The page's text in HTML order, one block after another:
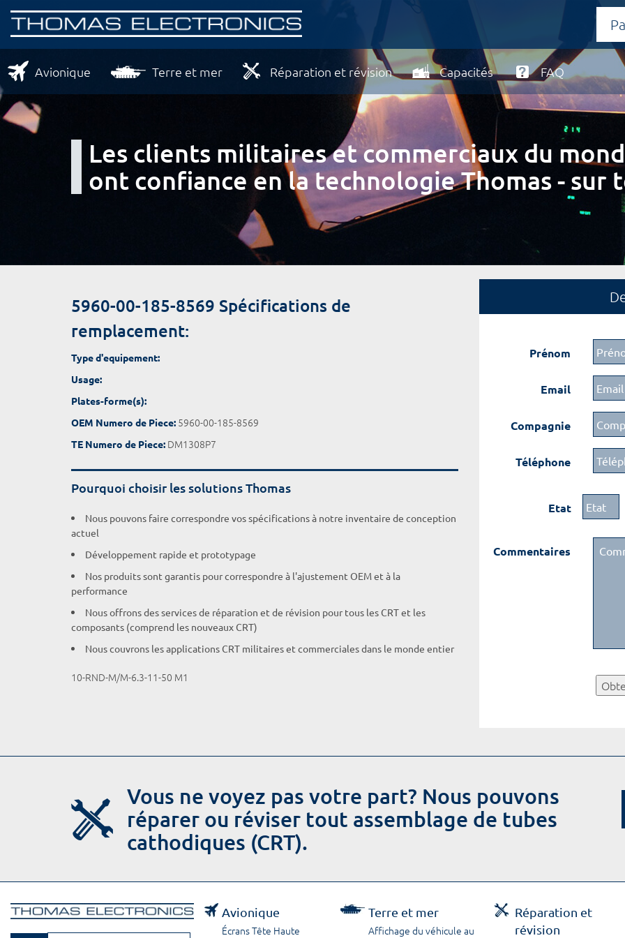
Avionique Terre et mer Réparation et révision Capacités FAQ
Les clients militaires et commerciaux du
ont confiance en la technologie Thomas - sur
5960-00-185-8569 Spécifications de
remplacement:
Type d'equipement:
Usage:
Plates-forme(s):
OEM Numero de Piece: 5960-00-185-8569
TE Numero de Piece: DM1308P7
Pourquoi choisir les solutions Thomas
Nous pouvons faire correspondre vos spécifications à notre inventaire de conception
actuel
Développement rapide et prototypage
Nos produits sont garantis pour correspondre à l'ajustement OEM et à la
performance
Nous offrons des services de réparation et de révision pour tous les CRT et les
composants (comprend les nouveaux CRT)
Nous couvrons les applications CRT militaires et commerciales dans le monde entier
10-RND-M/M-6.3-11-50 M1
Prénom
Email
Compagnie
Téléphone
Etat
Commentaires
Vous ne voyez pas votre part? Nous pouvons
réparer ou réviser tout assemblage de tubes
cathodiques (CRT).
Avionique
Écrans Tête Haute
Terre et mer
Affichage du véhicule au
Réparation et
révision